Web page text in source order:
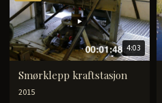
4:03
Smørklepp kraftstasjon
2015